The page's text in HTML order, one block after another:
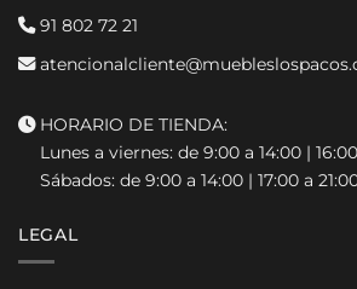
91 802 72 21
HORARIO DE TIENDA:
Lunes a viernes: de 9:00 a 14:00 |
Sábados: de 9:00 a 14:00 | 17:00 a
LEGAL